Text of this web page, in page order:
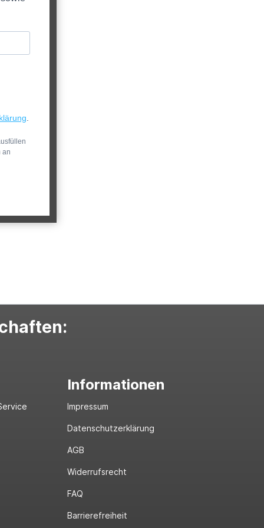
an
Informationen
Impressum
Datenschutzerklärung
AGB
Widerrufsrecht
FAQ
Barrierefreiheit